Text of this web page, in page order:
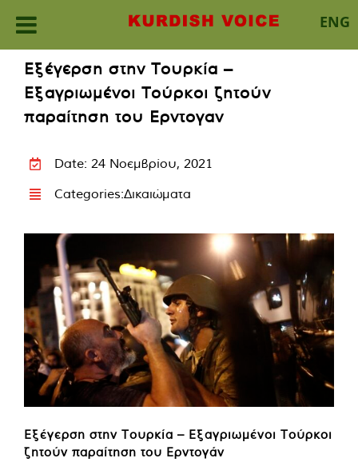
ENG
content
Εξέγερση στην Τουρκία –
Εξαγριωμένοι Τούρκοι ζητούν
παραίτηση του Ερντογαν
Date: 24 Νοεμβρίου, 2021
Categories:Δικαιώματα
Εξέγερση στην Τουρκία – Εξαγριωμένοι Τούρκοι
ζητούν παραίτηση του Ερντογάν